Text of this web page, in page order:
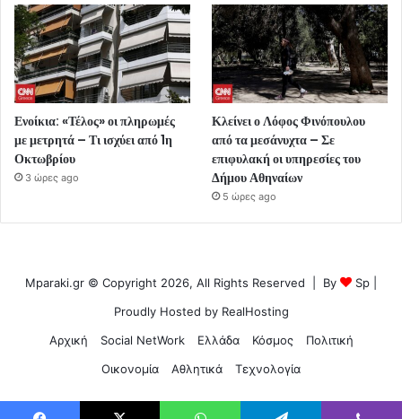
Ενοίκια: «Τέλος» οι πληρωμές
με μετρητά – Τι ισχύει από 1η
Οκτωβρίου
3 ώρες ago
Κλείνει ο Λόφος Φινόπουλου
από τα μεσάνυχτα – Σε
επιφυλακή οι υπηρεσίες του
Δήμου Αθηναίων
5 ώρες ago
Mparaki.gr © Copyright 2026, All Rights Reserved | By Sp
Proudly Hosted by RealHosting
Αρχική
Social NetWork Ελλάδα Κόσμος
Πολιτική
Οικονομία
Αθλητικά Τεχνολογία